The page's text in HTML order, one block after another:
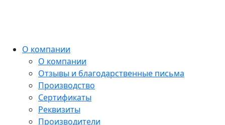
О компании
О компании
Отзывы и благодарственные письма
Производство
Сертификаты
Реквизиты
Производители